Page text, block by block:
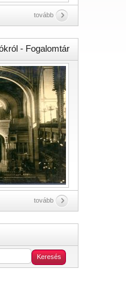
tovább
- Fogalomtár
tovább